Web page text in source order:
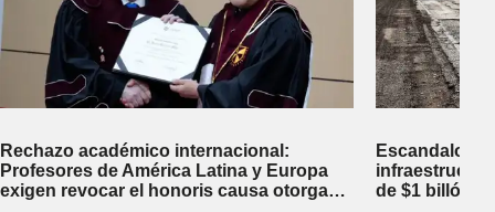
Rechazo académico internacional:
Profesores de América Latina y Europa
exigen revocar el honoris causa otorgado
Escandalosa
de $1 billón